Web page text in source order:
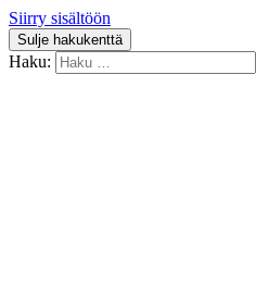
Siirry sisältöön
Sulje hakukenttä
Haku: